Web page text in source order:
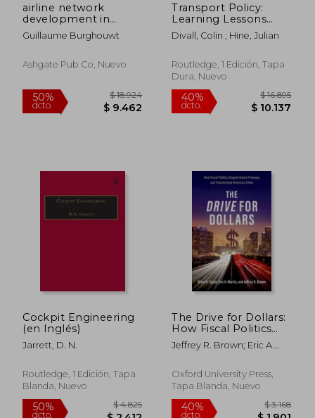
airline network
development in
europe and its
implications for
Guillaume Burghouwt
Ashgate Pub Co, Nuevo
50%
Transport Policy:
Learning Lessons
from History (en
Inglés)
Divall, Colin ; Hine, Julian
Routledge, 1 Edición, Tapa
Dura, Nuevo
40%
Cockpit Engineering
(en Inglés)
Jarrett, D. N.
Routledge, 1 Edición, Tapa
Blanda, Nuevo
The Drive for Dollars:
How Fiscal Politics
Shaped Urban
Freeways and
American Cities (en
Inglés)
Jeffrey R. Brown; Eric A.
Oxford University Press,
Tapa Blanda, Nuevo